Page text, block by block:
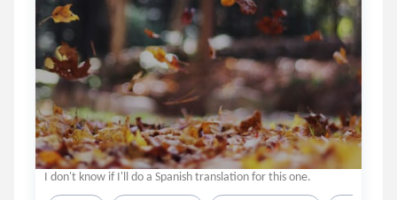
I don't know if I'll do a Spanish translation for this one.